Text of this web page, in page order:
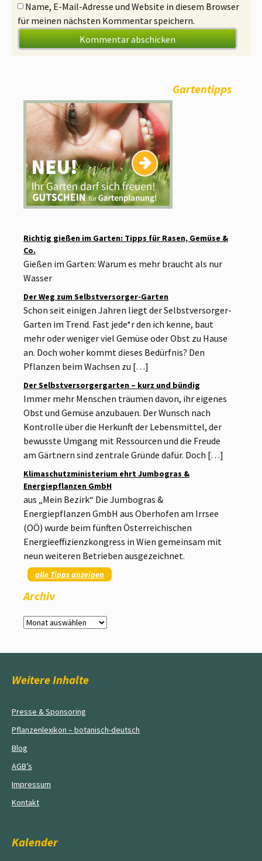
Name, E-Mail-Adresse und Website in diesem Browser
für meinen nächsten Kommentar speichern.
Gartentipps
Richtig gießen im Garten: Tipps für Rasen, Gemüse &
Co.
Gießen im Garten: Warum es mehr braucht als nur
Wasser
Der Weg zum Selbstversorger-Garten
Schon seit einigen Jahren liegt der Selbstversorger-
Garten im Trend. Fast jede*r den ich kenne, baut
mehr oder weniger viel Gemüse oder Obst zu Hause
an. Doch woher kommt dieses Bedürfnis? Den
Pflanzen beim Wachsen zu […]
Der Selbstversorgergarten – kurz und bündig
Immer mehr Menschen träumen davon, ihr eigenes
Obst und Gemüse anzubauen. Der Wunsch nach
Kontrolle über die Herkunft der Lebensmittel, der
bewusste Umgang mit Ressourcen und die Freude
am Gärtnern sind zentrale Gründe dafür. Doch […]
Klimaschutzministerium ehrt Jumbogras &
Energiepflanzen GmbH
aus „Mein Bezirk“ Die Jumbogras &
Energiepflanzen GmbH aus Oberhofen am Irrsee
(OÖ) wurde beim fünften Österreichischen
Energieeffizienzkongress in Wien gemeinsam mit
neun weiteren Betrieben ausgezeichnet.
alle Tipps anzeigen
Archiv
Archiv
Weitere Inhalte
Presse & Sponsoring
Pflanzenlexikon – botanisch-deutsch
Blog
AGB’s
Impressum
Kontakt
Kalender